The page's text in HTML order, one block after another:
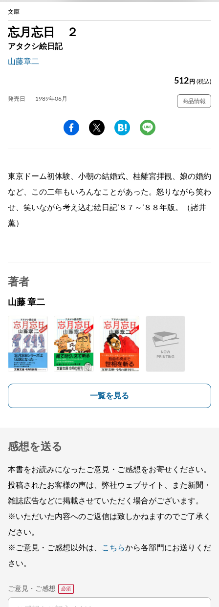
文庫
忘月忘日 ２
アタクシ絵日記
山藤章二
512 円 (税込)
発売日 1989年06月 商品情報
東京ドーム初体験、小朝の結婚式、桂離宮拝観、娘の婚約
など、この二年もいろんなことがあった。怒りながら笑わ
せ、笑いながら考え込む絵日記’８７～’８８年版。（諸井
薫）
著者
山藤 章二
一覧を見る
感想を送る
本書をお読みになったご意見・ご感想をお寄せください。
投稿されたお客様の声は、弊社ウェブサイト、また新聞・
雑誌広告などに掲載させていただく場合がございます。
※いただいた内容へのご返信は致しかねますのでご了承く
ださい。
※ご意見・ご感想以外は、
こちらから各部門にお送りくだ
さい。
ご意見・ご感想